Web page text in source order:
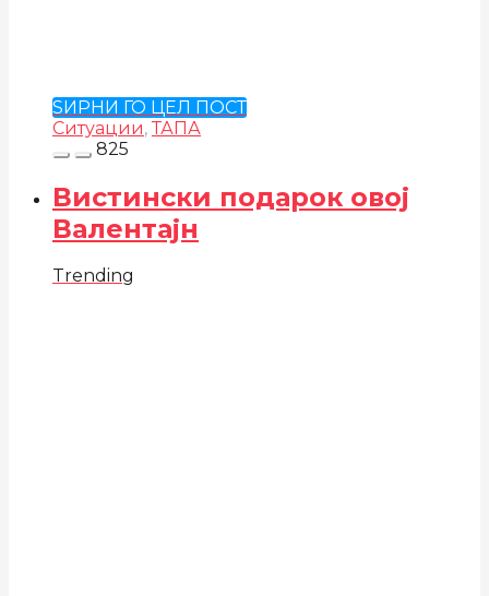
ЅИРНИ ГО ЦЕЛ ПОСТ
Ситуации, ТАПА
825
Вистински подарок овој
Валентајн
Trending